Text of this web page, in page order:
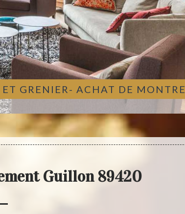
GRENIER- ACHAT DE MONTRE
Guillon 89420